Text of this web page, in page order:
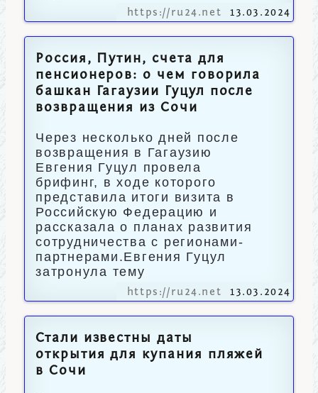
https://ru24.net 13.03.2024
Россия, Путин, счета для
пенсионеров: о чем говорила
башкан Гагаузии Гуцул после
возвращения из Сочи
Через несколько дней после
возвращения в Гагаузию
Евгения Гуцул провела
брифинг, в ходе которого
представила итоги визита в
Российскую Федерацию и
рассказала о планах развития
сотрудничества с регионами-
партнерами.Евгения Гуцул
затронула тему
https://ru24.net 13.03.2024
Стали известны даты
открытия для купания пляжей
в Сочи